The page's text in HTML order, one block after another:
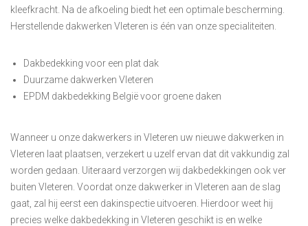
kleefkracht. Na de afkoeling biedt het een optimale bescherming.
Herstellende dakwerken Vleteren is één van onze specialiteiten.
Dakbedekking voor een plat dak
Duurzame dakwerken Vleteren
EPDM dakbedekking België voor groene daken
Wanneer u onze dakwerkers in Vleteren uw nieuwe dakwerken in
Vleteren laat plaatsen, verzekert u uzelf ervan dat dit vakkundig zal
worden gedaan. Uiteraard verzorgen wij dakbedekkingen ook ver
buiten Vleteren. Voordat onze dakwerker in Vleteren aan de slag
gaat, zal hij eerst een dakinspectie uitvoeren. Hierdoor weet hij
precies welke dakbedekking in Vleteren geschikt is en welke